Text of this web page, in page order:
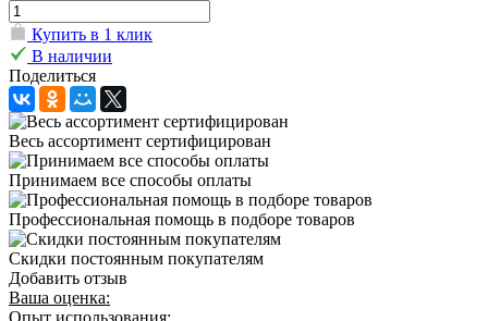
Купить в 1 клик
В наличии
Поделиться
Весь ассортимент сертифицирован
Принимаем все способы оплаты
Профессиональная помощь в подборе товаров
Скидки постоянным покупателям
Добавить отзыв
Ваша оценка:
Опыт использования: